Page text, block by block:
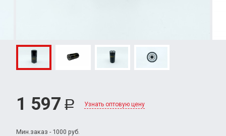
1 597 Р Узнать оптовую цену
Мин.заказ - 1000 руб.